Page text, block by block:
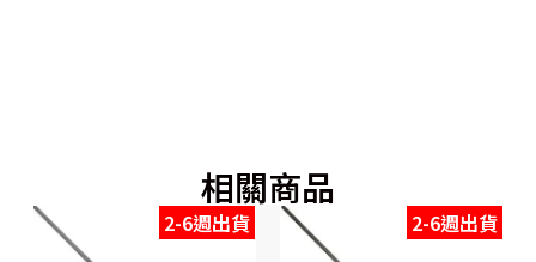
相關商品
2-6週出貨 2-6週出貨